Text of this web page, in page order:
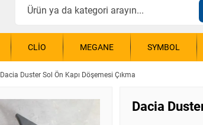
CLIO MEGANE SYMBOL
Dacia Duster Sol Ön Kapı Döşemesi Çıkma
Dacia